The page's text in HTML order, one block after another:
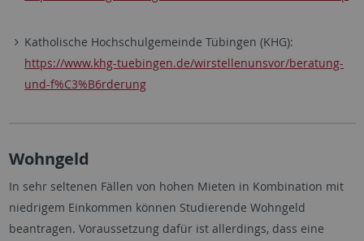
Katholische Hochschulgemeinde Tübingen (KHG):
https://www.khg-tuebingen.de/wirstellenunsvor/beratung-
und-f%C3%B6rderung
Wohngeld
In sehr seltenen Fällen von hohen Mieten in Kombination mit
niedrigem Einkommen können Studierende Wohngeld
beantragen. Voraussetzung dafür ist allerdings, dass eine